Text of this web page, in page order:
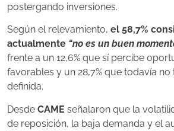
postergando inversiones.
Según el relevamiento, el 58,7%
actualmente “no es un buen
frente a un 12,6% que sí percibe
favorables y un 28,7% que todavía
definida.
Desde CAME señalaron que la
de reposición, la baja demanda y el